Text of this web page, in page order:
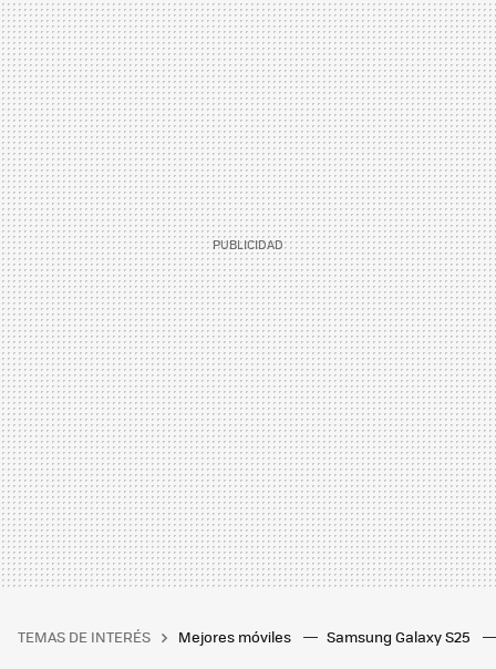
TEMAS DE INTERÉS Mejores móviles Samsung Galaxy S25